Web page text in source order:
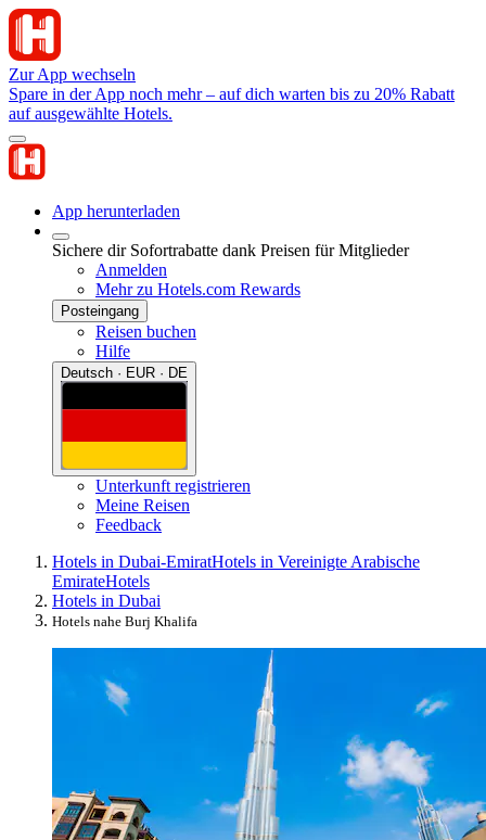
Zur App wechseln
Spare in der App noch mehr – auf dich warten bis zu 20% Rabatt
auf ausgewählte Hotels.
App herunterladen
Sichere dir Sofortrabatte dank Preisen für Mitglieder
Anmelden
Mehr zu Hotels.com Rewards
Posteingang
Reisen buchen
Hilfe
Deutsch · EUR · DE
Unterkunft registrieren
Meine Reisen
Feedback
Hotels in Dubai-EmiratHotels in Vereinigte Arabische
EmirateHotels
Hotels in Dubai
Hotels nahe Burj Khalifa